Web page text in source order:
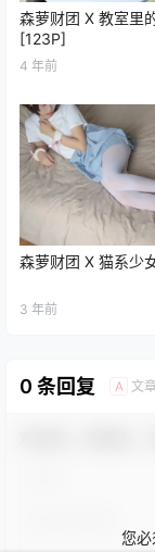
森萝财团 X 教室里
[123P]
4 年前
森萝财团 X 猫系少
3 年前
0 条回复 A 文
您